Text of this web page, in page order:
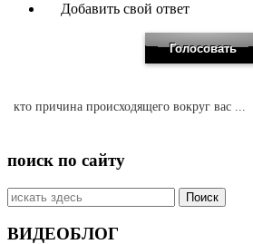
Добавить свой ответ
кто причина происходящего вокруг вас ...
поиск по сайту
Искать:
ВИДЕОБЛОГ